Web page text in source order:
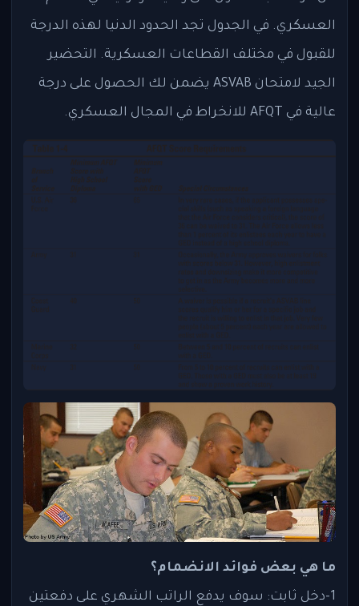
العسكري. في الجدول تجد الحدود الدنيا لهذه الدرجة
للقبول في مختلف القطاعات العسكرية. التحضير
الجيد لامتحان ASVAB يضمن لك الحصول على درجة
عالية في AFQT للانخراط في المجال العسكري.
ما هي بعض فوائد الانضمام؟
1-دخل ثابت: سوف يدفع الراتب الشهري على دفعتين